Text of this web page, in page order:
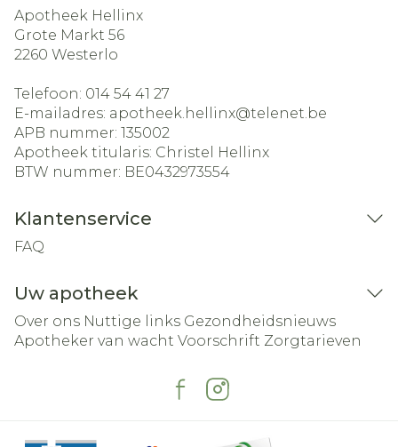
Apotheek Hellinx
Grote Markt 56
2260 Westerlo
Telefoon: 014 54 41 27
E-mailadres: apotheek.hellinx@telenet.be
APB nummer: 135002
Apotheek titularis: Christel Hellinx
BTW nummer: BE0432973554
Klantenservice
FAQ
Uw apotheek
Over ons Nuttige links Gezondheidsnieuws
Apotheker van wacht Voorschrift Zorgtarieven